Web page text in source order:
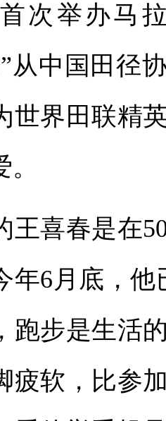
举办马拉
从中国田径
世界田联精
喜春是在50
年6月底，
跑步是生活
疲软，比参